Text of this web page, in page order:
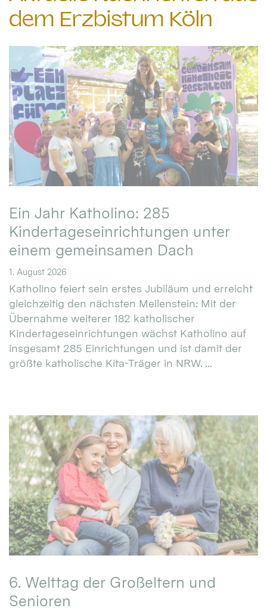
dem Erzbistum Köln
Ein Jahr Katholino: 285
Kindertageseinrichtungen unter
einem gemeinsamen Dach
1. August 2026
Katholino feiert sein erstes Jubiläum und erreicht
gleichzeitig den nächsten Meilenstein: Mit der
Übernahme weiterer 182 katholischer
Kindertageseinrichtungen wächst Katholino auf
insgesamt 285 Einrichtungen und ist damit der
größte katholische Kita-Träger in NRW. ...
6. Welttag der Großeltern und
Senioren